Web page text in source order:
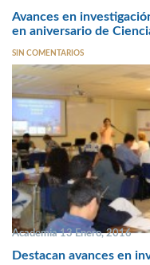
Avances en
en aniversario de
SIN COMENTARIOS
Academia 13 Enero, 2016
Destacan avances en